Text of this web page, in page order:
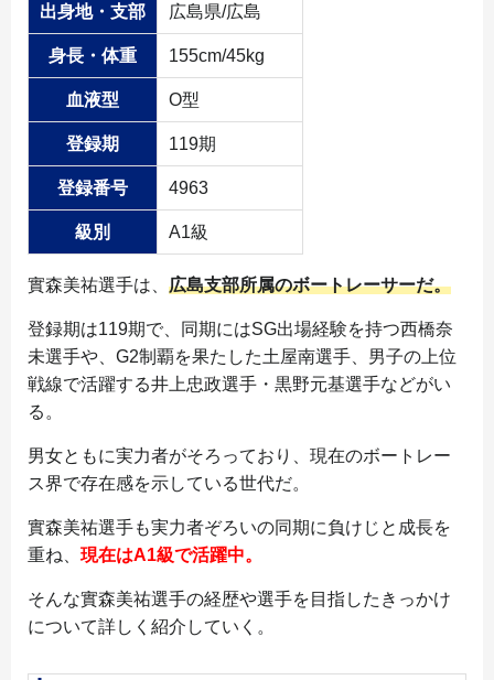
出身地・支部 広島県/広島
身長・体重 155cm/45kg
血液型 O型
登録期 119期
登録番号 4963
級別 A1級
實森美祐選手は、 広島支部所属のボートレーサーだ。
登録期は119期で、同期にはSG出場経験を持つ西橋奈
未選手や、G2制覇を果たした土屋南選手、男子の上位
戦線で活躍する井上忠政選手・黒野元基選手などがい
る。
男女ともに実力者がそろっており、現在のボートレー
ス界で存在感を示している世代だ。
實森美祐選手も実力者ぞろいの同期に負けじと成長を
重ね、 現在はA1級で活躍中。
そんな實森美祐選手の経歴や選手を目指したきっかけ
について詳しく紹介していく。